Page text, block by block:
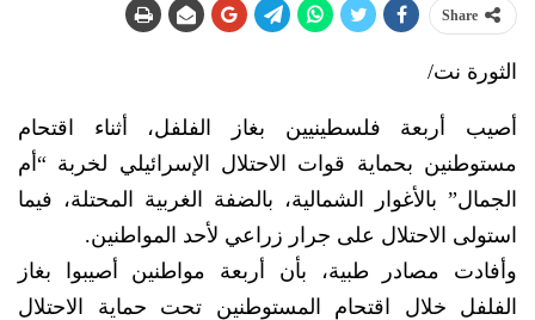
Share
الثورة نت/
أصيب أربعة فلسطينيين بغاز الفلفل، أثناء اقتحام
مستوطنين بحماية قوات الاحتلال الإسرائيلي لخربة “أم
الجمال” بالأغوار الشمالية، بالضفة الغربية المحتلة، فيما
استولى الاحتلال على جرار زراعي لأحد المواطنين.
وأفادت مصادر طبية، بأن أربعة مواطنين أصيبوا بغاز
الفلفل خلال اقتحام المستوطنين تحت حماية الاحتلال